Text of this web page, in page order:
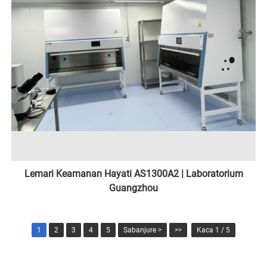
Lemari Keamanan Hayati AS1300A2 | Laboratorium
Guangzhou
1 2 3 4 5 Sabanjure > >> Kaca 1 / 5